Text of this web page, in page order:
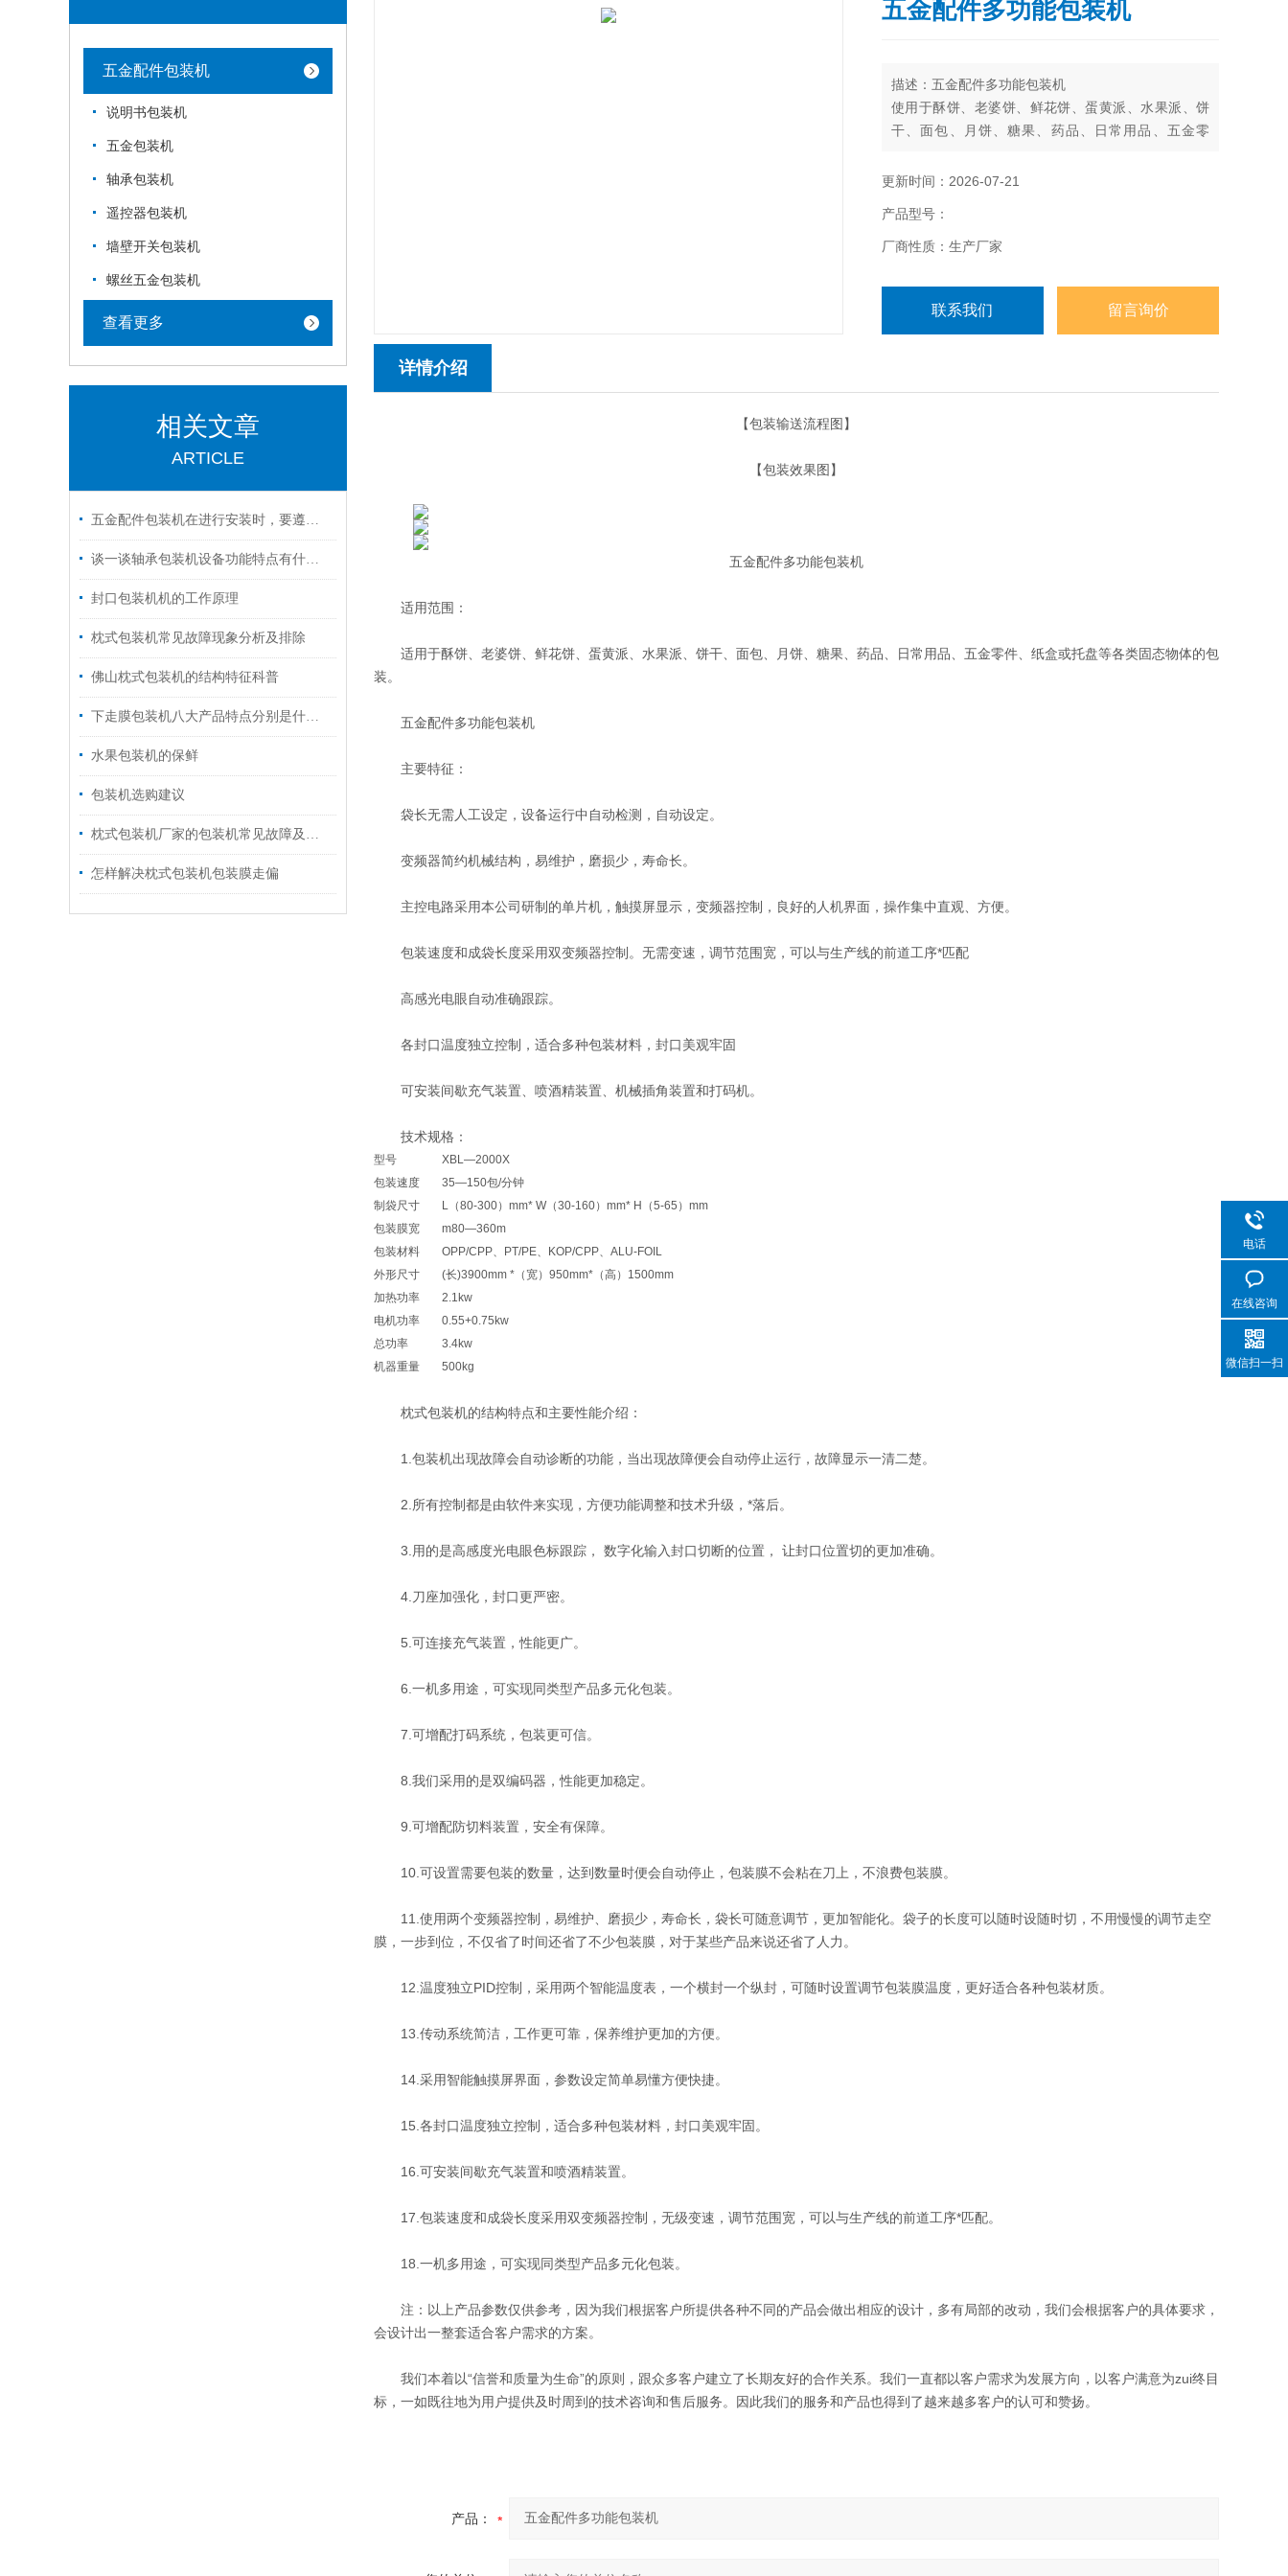
五金配件包装机
说明书包装机
五金包装机
轴承包装机
遥控器包装机
墙壁开关包装机
螺丝五金包装机
查看更多
相关文章
ARTICLE
五金配件包装机在进行安装时，要遵守的安全措施有哪些？
谈一谈轴承包装机设备功能特点有什么？
封口包装机机的工作原理
枕式包装机常见故障现象分析及排除
佛山枕式包装机的结构特征科普
下走膜包装机八大产品特点分别是什么？
水果包装机的保鲜
包装机选购建议
枕式包装机厂家的包装机常见故障及维修方法
怎样解决枕式包装机包装膜走偏
五金配件多功能包装机
描述：五金配件多功能包装机
使用于酥饼、老婆饼、鲜花饼、蛋黄派、水果派、饼
干、面包、月饼、糖果、药品、日常用品、五金零
更新时间：2026-07-21
产品型号：
厂商性质：生产厂家
联系我们 留言询价
详情介绍
【包装输送流程图】
【包装效果图】
五金配件多功能包装机
适用范围：
适用于酥饼、老婆饼、鲜花饼、蛋黄派、水果派、饼干、面包、月饼、糖果、药品、日常用品、五金零件、纸盒或托盘等各类固态物体的包
装。
五金配件多功能包装机
主要特征：
袋长无需人工设定，设备运行中自动检测，自动设定。
变频器简约机械结构，易维护，磨损少，寿命长。
主控电路采用本公司研制的单片机，触摸屏显示，变频器控制，良好的人机界面，操作集中直观、方便。
包装速度和成袋长度采用双变频器控制。无需变速，调节范围宽，可以与生产线的前道工序*匹配
高感光电眼自动准确跟踪。
各封口温度独立控制，适合多种包装材料，封口美观牢固
可安装间歇充气装置、喷酒精装置、机械插角装置和打码机。
技术规格：
型号
XBL—2000X
包装速度
35—150包/分钟
制袋尺寸
L （80-300） mm* W（30-160） mm* H （5-65 ） mm
包装膜宽
m80—360m
包装材料
OPP/CPP、PT/PE、KOP/CPP、ALU-FOIL
外形尺寸
(长)3900mm * （宽） 950mm* （高） 1500mm
加热功率
2.1kw
电机功率
0.55+0.75kw
总功率
3.4kw
机器重量
500kg
枕式包装机的结构特点和主要性能介绍：
1.包装机出现故障会自动诊断的功能，当出现故障便会自动停止运行，故障显示一清二楚。
2.所有控制都是由软件来实现，方便功能调整和技术升级，*落后。
3.用的是高感度光电眼色标跟踪， 数字化输入封口切断的位置， 让封口位置切的更加准确。
4.刀座加强化，封口更严密。
5.可连接充气装置，性能更广。
6.一机多用途，可实现同类型产品多元化包装。
7.可增配打码系统，包装更可信。
8.我们采用的是双编码器，性能更加稳定。
9.可增配防切料装置，安全有保障。
10.可设置需要包装的数量，达到数量时便会自动停止，包装膜不会粘在刀上，不浪费包装膜。
11.使用两个变频器控制，易维护、磨损少，寿命长，袋长可随意调节，更加智能化。袋子的长度可以随时设随时切，不用慢慢的调节走空
膜，一步到位，不仅省了时间还省了不少包装膜，对于某些产品来说还省了人力。
12.温度独立PID控制，采用两个智能温度表，一个横封一个纵封，可随时设置调节包装膜温度，更好适合各种包装材质。
13.传动系统简洁，工作更可靠，保养维护更加的方便。
14.采用智能触摸屏界面，参数设定简单易懂方便快捷。
15.各封口温度独立控制，适合多种包装材料，封口美观牢固。
16.可安装间歇充气装置和喷酒精装置。
17.包装速度和成袋长度采用双变频器控制，无级变速，调节范围宽，可以与生产线的前道工序*匹配。
18.一机多用途，可实现同类型产品多元化包装。
注：以上产品参数仅供参考，因为我们根据客户所提供各种不同的产品会做出相应的设计，多有局部的改动，我们会根据客户的具体要求，
会设计出一整套适合客户需求的方案。
我们本着以“信誉和质量为生命”的原则，跟众多客户建立了长期友好的合作关系。我们一直都以客户需求为发展方向，以客户满意为zui终目
标，一如既往地为用户提供及时周到的技术咨询和售后服务。因此我们的服务和产品也得到了越来越多客户的认可和赞扬。
产品：
电话
在线咨询
微信扫一扫